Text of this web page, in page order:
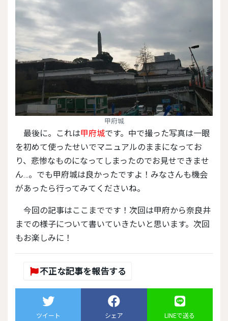
甲府城
最後に。これは甲府城です。中で撮った写真は一眼
を初めて使ったせいでマニュアルのままになってお
り、悲惨なものになってしまったのでお見せできませ
ん…。でも甲府城は良かったですよ！みなさんも機会
があったら行ってみてくださいね。
今回の記事はここまでです！次回は甲府から奈良井
までの様子について書いていきたいと思います。次回
もお楽しみに！
不正な記事を報告する
ツイート シェア LINEで送る